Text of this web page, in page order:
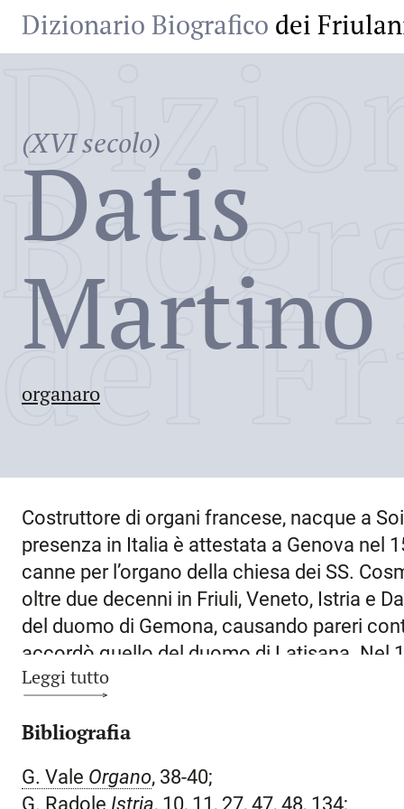
Dizionario Biografico dei
(XVI secolo)
Datis
Martino
organaro
dei
Costruttore di organi francese, nacque a
presenza in Italia è attestata a Genova nel
canne per l’organo della chiesa dei SS.
oltre due decenni in Friuli, Veneto, Istria e
del duomo di Gemona, causando pareri
accordò quello del duomo di Latisana .
a compimento una delle sue opere più
restauri e modifiche, rimase in attività per
l’organo della cattedrale di
Leggi tutto
Bibliografia
G. Vale Organo, 38-40;
G. Radole Istria, 10, 11, 27, 47, 48, 134;